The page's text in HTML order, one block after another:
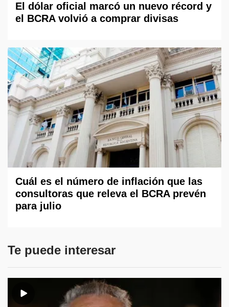
El dólar oficial marcó un nuevo récord y
el BCRA volvió a comprar divisas
Cuál es el número de inflación que las
consultoras que releva el BCRA prevén
para julio
Te puede interesar